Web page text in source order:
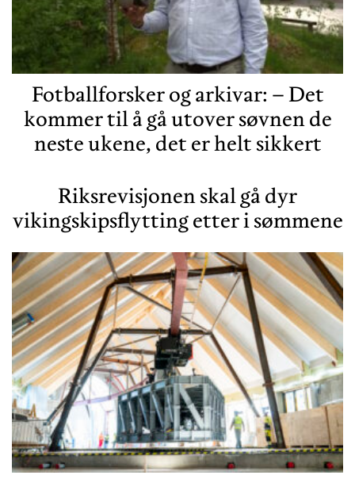
Fotballforsker og arkivar: – Det
kommer til å gå utover søvnen de
neste ukene, det er helt sikkert
Riksrevisjonen skal gå dyr
vikingskipsflytting etter i sømmene